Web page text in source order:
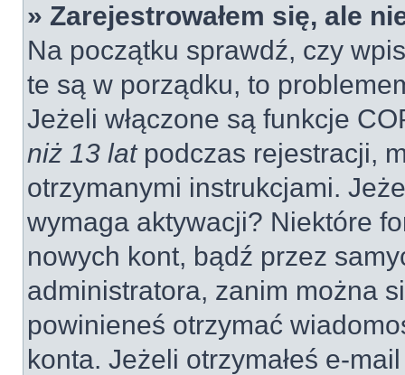
» Zarejestrowałem się, ale
Na początku sprawdź, czy
te są w porządku, to
Jeżeli włączone są funkcje
niż 13 latpodczas rejestracji,
otrzymanymi instrukcjami.
wymaga aktywacji? Niektóre
nowych kont, bądź przez
administratora, zanim można
powinieneś otrzymać
konta. Jeżeli otrzymałeś e-